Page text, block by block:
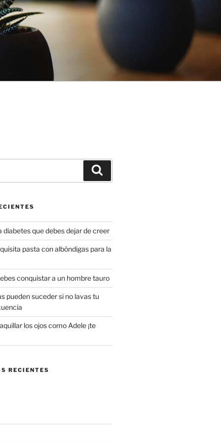
diabetes que debes dejar de creer
pasta con albóndigas para la
conquistar a un hombre tauro
pueden suceder si no lavas tu
los ojos como Adele ¡te
RECIENTES